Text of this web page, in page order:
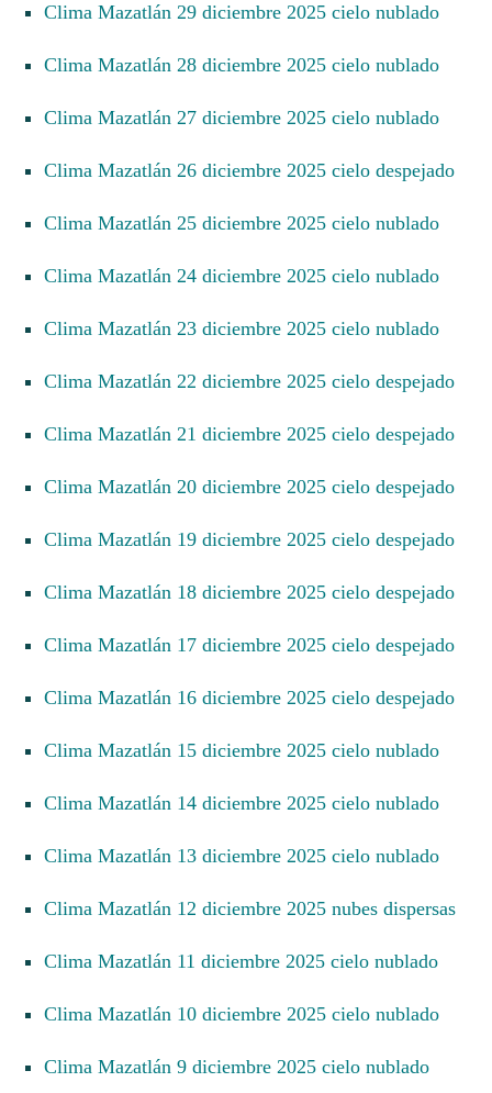
Clima Mazatlán 29 diciembre 2025 cielo nublado
Clima Mazatlán 28 diciembre 2025 cielo nublado
Clima Mazatlán 27 diciembre 2025 cielo nublado
Clima Mazatlán 26 diciembre 2025 cielo despejado
Clima Mazatlán 25 diciembre 2025 cielo nublado
Clima Mazatlán 24 diciembre 2025 cielo nublado
Clima Mazatlán 23 diciembre 2025 cielo nublado
Clima Mazatlán 22 diciembre 2025 cielo despejado
Clima Mazatlán 21 diciembre 2025 cielo despejado
Clima Mazatlán 20 diciembre 2025 cielo despejado
Clima Mazatlán 19 diciembre 2025 cielo despejado
Clima Mazatlán 18 diciembre 2025 cielo despejado
Clima Mazatlán 17 diciembre 2025 cielo despejado
Clima Mazatlán 16 diciembre 2025 cielo despejado
Clima Mazatlán 15 diciembre 2025 cielo nublado
Clima Mazatlán 14 diciembre 2025 cielo nublado
Clima Mazatlán 13 diciembre 2025 cielo nublado
Clima Mazatlán 12 diciembre 2025 nubes dispersas
Clima Mazatlán 11 diciembre 2025 cielo nublado
Clima Mazatlán 10 diciembre 2025 cielo nublado
Clima Mazatlán 9 diciembre 2025 cielo nublado